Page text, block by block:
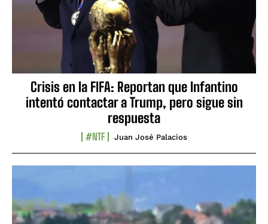
Crisis en la FIFA: Reportan que Infantino
intentó contactar a Trump, pero sigue sin
respuesta
#NTF Juan José Palacios